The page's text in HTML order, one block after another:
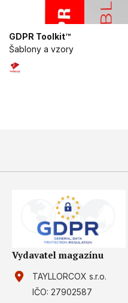
GDPR Toolkit™
Šablony a vzory
Vydavatel magazínu
TAYLLORCOX s.r.o.
IČO: 27902587